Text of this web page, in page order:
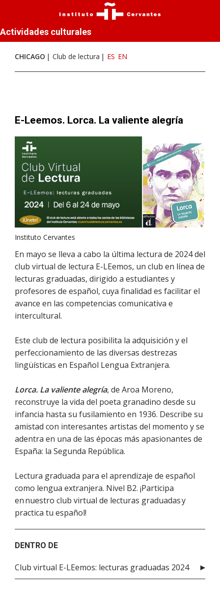
Actividades culturales
CHICAGO Club de lectura ES EN
E-Leemos. Lorca. La valiente alegría
Instituto Cervantes
En mayo se lleva a cabo la última lectura de 2024 del
club virtual de lectura E-LEemos, un club en línea de
lecturas graduadas, dirigido a estudiantes y
profesores de español, cuya finalidad es facilitar el
avance en las competencias comunicativa e
intercultural.
Este club de lectura posibilita la adquisición y el
perfeccionamiento de las diversas destrezas
lingüísticas en Español Lengua Extranjera.
Lorca. La valiente alegría, de Aroa Moreno,
reconstruye la vida del poeta granadino desde su
infancia hasta su fusilamiento en 1936. Describe su
amistad con interesantes artistas del momento y se
adentra en una de las épocas más apasionantes de
España: la Segunda República.
Lectura graduada para el aprendizaje de español
como lengua extranjera. Nivel B2. ¡Participa
en nuestro club virtual de lecturas graduadas y
practica tu español!
DENTRO DE
Club virtual E-LEemos: lecturas graduadas 2024